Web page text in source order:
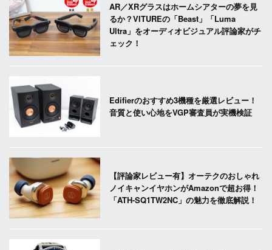
AR／XRグラスはホームシアターの夢を見
るか？VITUREの「Beast」「Luma
Ultra」をオーディオビジュアル評論家がチ
ェック！
Edifierのおすすめ3機種を厳選レビュー！
音質と使い心地をVGP審査員が実機検証
【評論家レビュー有】オーテクのおしゃれ
ノイキャンイヤホンがAmazonで超お得！
「ATH-SQ1TW2NC」の魅力を徹底解説！